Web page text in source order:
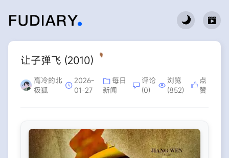
让子弹飞 (2010)
高冷的北
极狐
2026-
01-27
每日
新闻
评论
(0)
浏览
(852)
点
赞